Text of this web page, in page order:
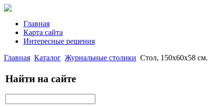
Главная
Карта сайта
Интересные решения
Главная Каталог Журнальные столики Стол, 150x60x58 см.
Найти на сайте